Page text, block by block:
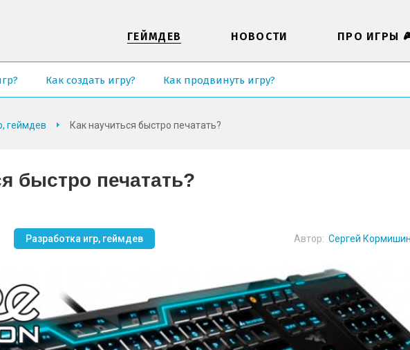
ГЕЙМДЕВ НОВОСТИ ПРО ИГРЫ
Как создать игру? Как продвинуть игру?
геймдев Как научиться быстро печатать?
быстро печатать?
Разработка игр, геймдев Автор: Сергей Кормишин